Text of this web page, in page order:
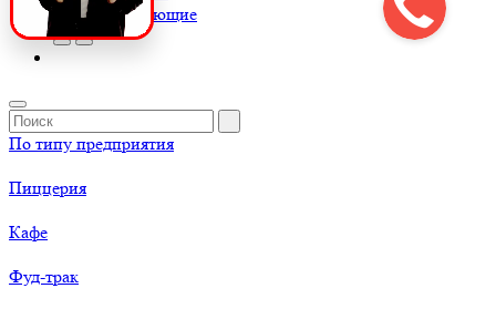
Комплектующие
По типу предприятия
Пиццерия
Кафе
Фуд-трак